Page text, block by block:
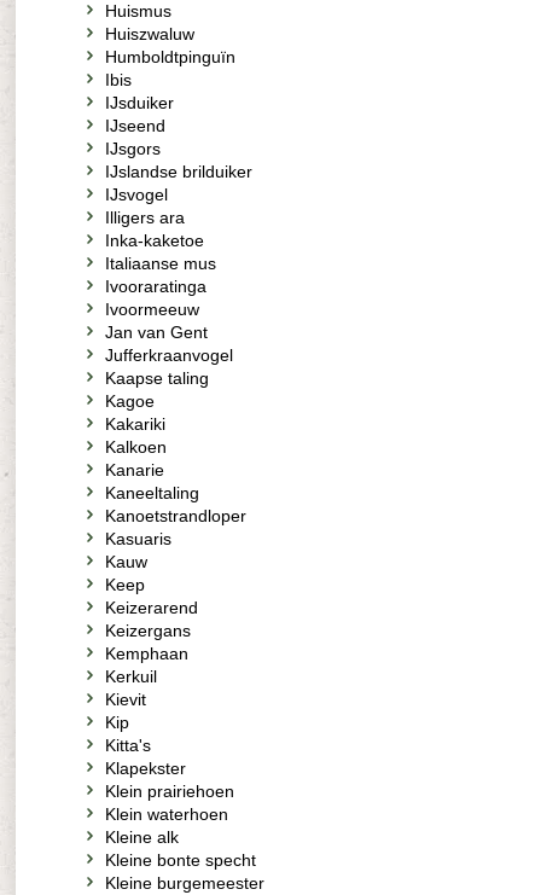
Huismus
Huiszwaluw
Humboldtpinguïn
Ibis
IJsduiker
IJseend
IJsgors
IJslandse brilduiker
IJsvogel
Illigers ara
Inka-kaketoe
Italiaanse mus
Ivooraratinga
Ivoormeeuw
Jan van Gent
Jufferkraanvogel
Kaapse taling
Kagoe
Kakariki
Kalkoen
Kanarie
Kaneeltaling
Kanoetstrandloper
Kasuaris
Kauw
Keep
Keizerarend
Keizergans
Kemphaan
Kerkuil
Kievit
Kip
Kitta's
Klapekster
Klein prairiehoen
Klein waterhoen
Kleine alk
Kleine bonte specht
Kleine burgemeester